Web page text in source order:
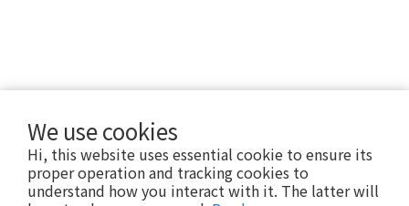
We use cookies
Hi, this website uses essential cookie to ensure its
proper operation and tracking cookies to
understand how you interact with it. The latter will